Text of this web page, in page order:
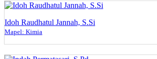
Idoh Raudhatul Jannah, S.Si
Mapel: Kimia